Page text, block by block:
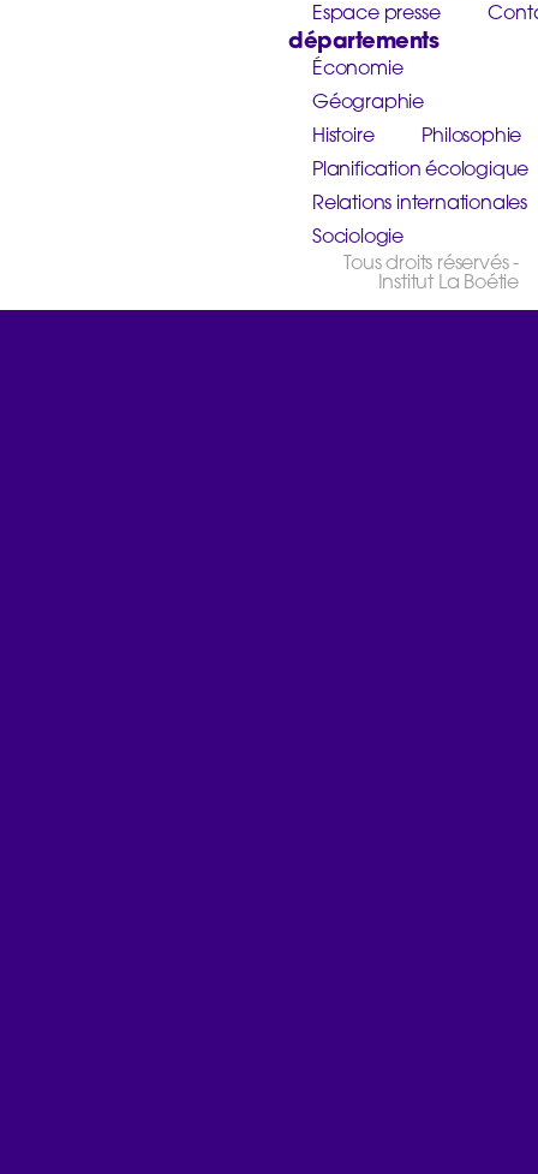
Espace presse
départements
Économie
Géographie
Histoire
Philosophie
Planification écologique
Relations internationales
Sociologie
Tous droits réservés -
Institut La Boétie